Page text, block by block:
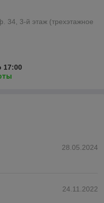
34, 3-й этаж (трехэтажное
17:00
28.05.2024
24.11.2022